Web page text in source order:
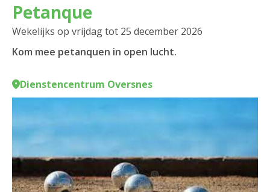
Petanque
Wekelijks op vrijdag tot 25 december 2026
Kom mee petanquen in open lucht.
Dienstencentrum Oversnes